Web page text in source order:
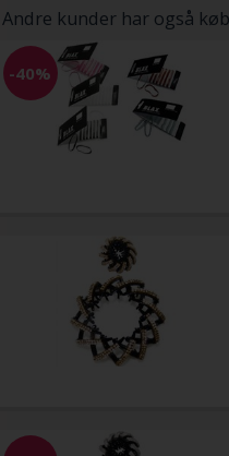
Andre kunder har også
-40%